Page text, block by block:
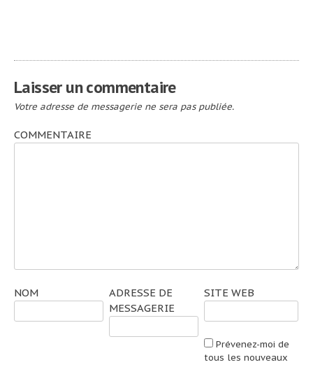
l’article
Laisser un commentaire
Votre adresse de messagerie ne sera pas publiée.
COMMENTAIRE
NOM
ADRESSE DE
MESSAGERIE
SITE WEB
Prévenez-moi de
tous les nouveaux